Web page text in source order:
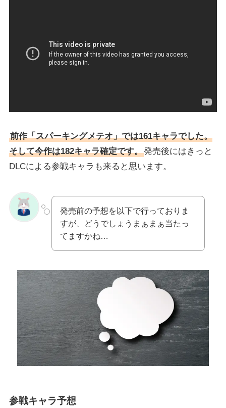
前作「スパーキングメテオ」では161キャラでした。
そして今作は182キャラ確定です。発売後にはきっと
DLCによる参戦キャラも来ると思います。
発売前の予想を以下で行っておりま
すが、どうでしょうまぁまぁ当たっ
てますかね…
参戦キャラ予想